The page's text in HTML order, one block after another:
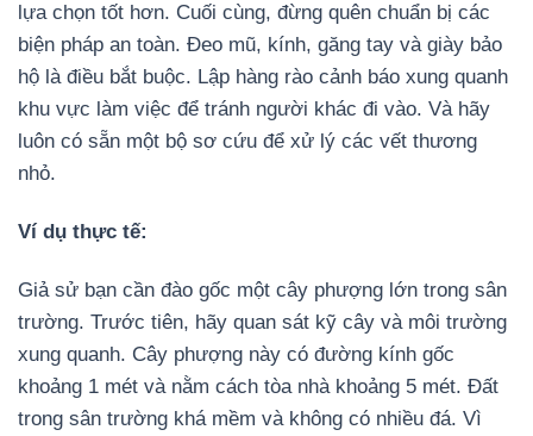
lựa chọn tốt hơn. Cuối cùng, đừng quên chuẩn bị các
biện pháp an toàn. Đeo mũ, kính, găng tay và giày bảo
hộ là điều bắt buộc. Lập hàng rào cảnh báo xung quanh
khu vực làm việc để tránh người khác đi vào. Và hãy
luôn có sẵn một bộ sơ cứu để xử lý các vết thương
nhỏ.
Ví dụ thực tế:
Giả sử bạn cần đào gốc một cây phượng lớn trong sân
trường. Trước tiên, hãy quan sát kỹ cây và môi trường
xung quanh. Cây phượng này có đường kính gốc
khoảng 1 mét và nằm cách tòa nhà khoảng 5 mét. Đất
trong sân trường khá mềm và không có nhiều đá. Vì